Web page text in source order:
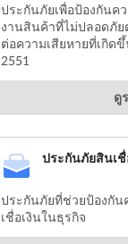
ประกันภัยเพื่อป้องกันค
งานสินค้าที่ไม่ปลอดภั
ต่อความเสียหายที่เกิด
2551
ดู
ประกันภัยสินเชื่
ประกันภัยที่ช่วยป้องกัน
เชื่อเงินในธุรกิจ